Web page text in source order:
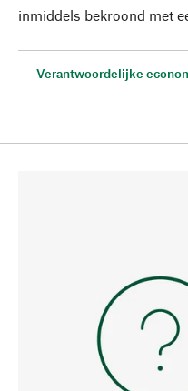
inmiddels bekroond met
Verantwoordelijke